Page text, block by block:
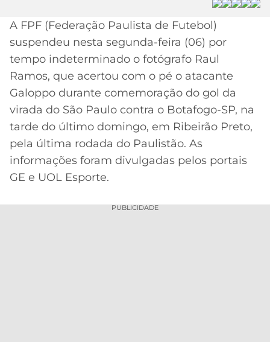
BETBOOM
CÓDIGO
INDICAÇÃO
BET365
CÓDIGO
BETANO
MELHORES
DE
PALMEIRAS
CORINTHIANS
SÃO
PAULO
SANTOS
FLAMENGO
FLUMINENSE
SÉRIE
LIBERTADORES
COPA
DO
BRASIL
PREMIER
LEAGUE
COPA
ESPORTIVA
MERCADO
DA
BOLA
PALPITES
A FPF (Federação Paulista de Futebol)
suspendeu nesta segunda-feira (06) por
tempo indeterminado o fotógrafo Raul
Ramos, que acertou com o pé o atacante
Galoppo durante comemoração do gol da
virada do São Paulo contra o Botafogo-SP, na
tarde do último domingo, em Ribeirão Preto,
pela última rodada do Paulistão. As
informações foram divulgadas pelos portais
GE e UOL Esporte.
PUBLICIDADE